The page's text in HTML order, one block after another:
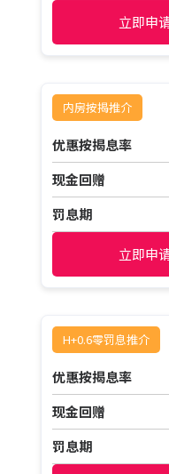
立即申
内房按揭推介
优惠按揭息率
现金回赠
罚息期
立即申
H+0.6零罚息推介
优惠按揭息率
现金回赠
罚息期